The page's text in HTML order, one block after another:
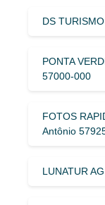
DS
PONTA
57000-000
FOTOS
Antônio
LUNATUR